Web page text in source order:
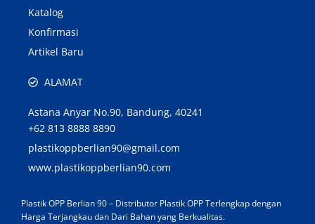
Katalog
Konfirmasi
Artikel Baru
ALAMAT
Astana Anyar No.90, Bandung, 40241
+62 813 8888 8890
plastikoppberlian90@gmail.com
www.plastikoppberlian90.com
Plastik OPP Berlian 90 – Distributor Plastik OPP Terlengkap dengan
Harga Terjangkau dan Dari Bahan yang Berkualitas.